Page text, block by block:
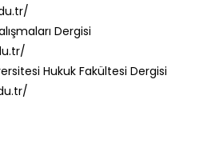
Dergisi
Hukuk Fakültesi Dergisi